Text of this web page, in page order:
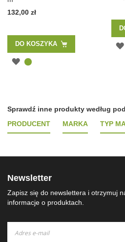
132,00 zł
DO KOSZYKA
Sprawdź inne produkty według
PRODUCENT
MARKA TYP
Newsletter
Zapisz się do newslettera i otrzymuj
informacje o produktach.
nasz